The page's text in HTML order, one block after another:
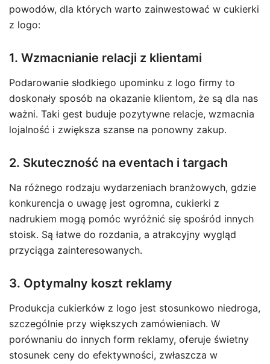
powodów, dla których warto zainwestować w cukierki
z logo:
1. Wzmacnianie relacji z klientami
Podarowanie słodkiego upominku z logo firmy to
doskonały sposób na okazanie klientom, że są dla nas
ważni. Taki gest buduje pozytywne relacje, wzmacnia
lojalność i zwiększa szanse na ponowny zakup.
2. Skuteczność na eventach i targach
Na różnego rodzaju wydarzeniach branżowych, gdzie
konkurencja o uwagę jest ogromna, cukierki z
nadrukiem mogą pomóc wyróżnić się spośród innych
stoisk. Są łatwe do rozdania, a atrakcyjny wygląd
przyciąga zainteresowanych.
3. Optymalny koszt reklamy
Produkcja cukierków z logo jest stosunkowo niedroga,
szczególnie przy większych zamówieniach. W
porównaniu do innych form reklamy, oferuje świetny
stosunek ceny do efektywności, zwłaszcza w